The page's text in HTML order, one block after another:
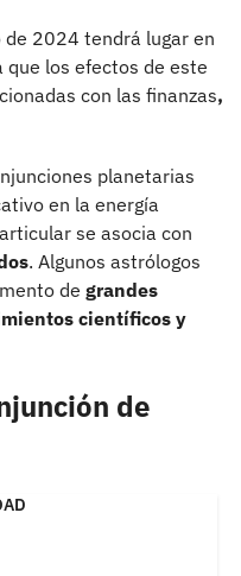
de 2024 tendrá lugar en
que los efectos de este
con las finanzas,
planetarias
en la energía
se asocia con
. Algunos astrólogos
de grandes
científicos y
de